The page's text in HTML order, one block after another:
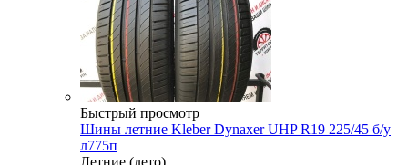
Быстрый просмотр
Шины летние Kleber Dynaxer UHP R19 225/45 б/у
л775п
Летние (лето)